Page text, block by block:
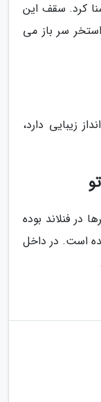
کرد. سقف این
سر باز می
زیبایی دارد،
در فنلاند بوده
شده است. در داخل